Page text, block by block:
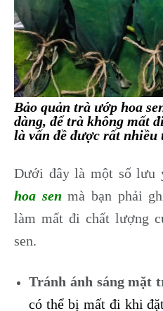
Bảo quản trà ướp hoa
dàng, để trà không mất
là vấn đề được rất nhiều
Dưới đây là một số lưu
hoa sen mà bạn phải
làm mất đi chất lượng
sen.
Tránh ánh sáng mặt
có thể bị mất đi khi